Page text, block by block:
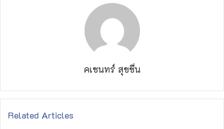
คเชนทร์ สุขชื่น
Related Articles